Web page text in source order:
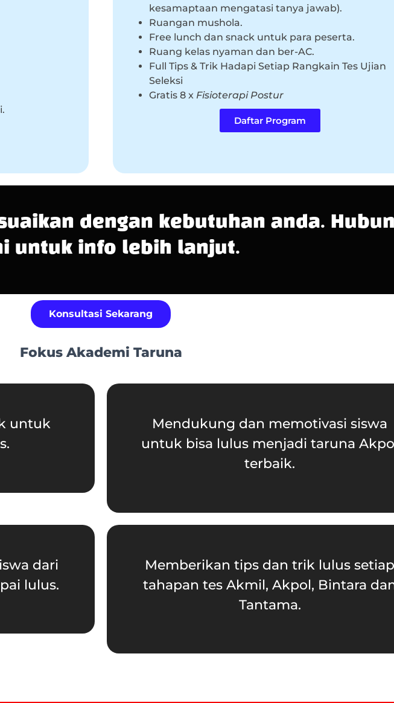
kesamaptaan mengatasi tanya jawab).
Ruangan mushola.
Free lunch dan snack untuk para peserta.
Ruang kelas nyaman dan ber-AC.
Full Tips & Trik Hadapi Setiap Rangkain Tes Ujian
Seleksi
Gratis 8 x Fisioterapi Postur
Daftar Program
dengan kebutuhan anda.
untuk info lebih lanjut.
Konsultasi Sekarang
Fokus Akademi Taruna
untuk
Mendukung dan memotivasi siswa
untuk bisa lulus menjadi taruna
terbaik.
dari
lulus.
Memberikan tips dan trik lulus setiap
tahapan tes Akmil, Akpol, Bintara
Tantama.